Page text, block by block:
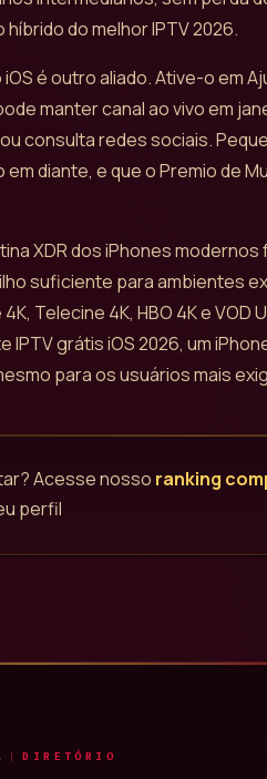
do melhor IPTV 2026.
é outro aliado. Ative-o em
manter canal ao vivo em
consulta redes sociais.
em diante, e que o Premio de
XDR dos iPhones
suficiente para ambientes
Telecine 4K, HBO 4K e VOD
IPTV grátis iOS 2026, um
para os usuários mais
Acesse nosso ranking
perfil
DIRETÓRIO